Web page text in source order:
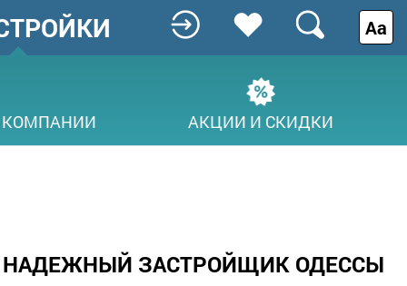
КОМПАНИИ АКЦИИ И СКИДКИ
Аа
ЗАСТРОЙЩИК ОДЕССЫ